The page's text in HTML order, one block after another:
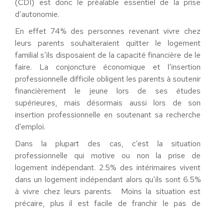
(CDI) est donc le préalable essentiel de la prise
d’autonomie.
En effet 74% des personnes revenant vivre chez
leurs parents souhaiteraient quitter le logement
familial s’ils disposaient de la capacité financière de le
faire. La conjoncture économique et l’insertion
professionnelle difficile obligent les parents à soutenir
financièrement le jeune lors de ses études
supérieures, mais désormais aussi lors de son
insertion professionnelle en soutenant sa recherche
d’emploi.
Dans la plupart des cas, c’est la situation
professionnelle qui motive ou non la prise de
logement indépendant. 2.5% des intérimaires vivent
dans un logement indépendant alors qu’ils sont 6.5%
à vivre chez leurs parents. Moins la situation est
précaire, plus il est facile de franchir le pas de